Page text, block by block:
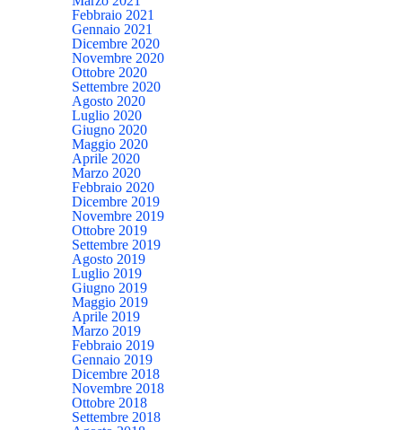
Febbraio 2021
Gennaio 2021
Dicembre 2020
Novembre 2020
Ottobre 2020
Settembre 2020
Agosto 2020
Luglio 2020
Giugno 2020
Maggio 2020
Aprile 2020
Marzo 2020
Febbraio 2020
Dicembre 2019
Novembre 2019
Ottobre 2019
Settembre 2019
Agosto 2019
Luglio 2019
Giugno 2019
Maggio 2019
Aprile 2019
Marzo 2019
Febbraio 2019
Gennaio 2019
Dicembre 2018
Novembre 2018
Ottobre 2018
Settembre 2018